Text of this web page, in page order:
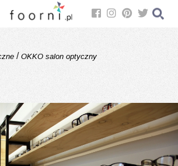
/ OKKO salon optyczny